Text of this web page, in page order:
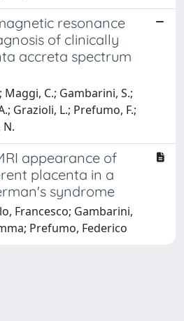
resonance
of clinically
accreta spectrum
Maggi, C.; Gambarini, S.;
Grazioli, L.; Prefumo, F.;
N.
appearance of
placenta in a
syndrome
Francesco; Gambarini,
Prefumo, Federico